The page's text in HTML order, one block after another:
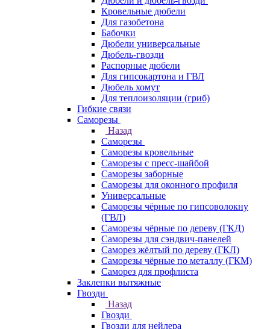
Кровельные дюбели
Для газобетона
Бабочки
Дюбели универсальные
Дюбель-гвозди
Распорные дюбели
Для гипсокартона и ГВЛ
Дюбель хомут
Для теплоизоляции (гриб)
Гибкие связи
Саморезы
Назад
Саморезы
Саморезы кровельные
Саморезы с пресс-шайбой
Саморезы заборные
Саморезы для оконного профиля
Универсальные
Саморезы чёрные по гипсоволокну
(ГВЛ)
Саморезы чёрные по дереву (ГКД)
Саморезы для сэндвич-панелей
Саморез жёлтый по дереву (ГКЛ)
Саморезы чёрные по металлу (ГКМ)
Саморез для профлиста
Заклепки вытяжные
Гвозди
Назад
Гвозди
Гвозди для нейлера